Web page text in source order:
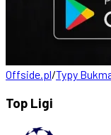
Offside.pl/Typy
Top Ligi